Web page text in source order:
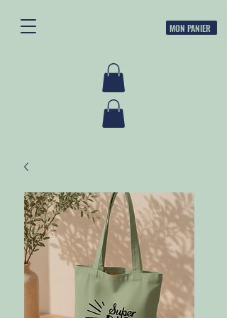
MON PANIER